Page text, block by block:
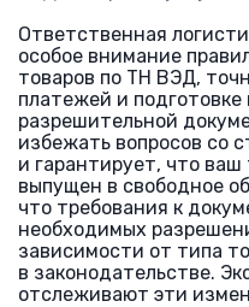
Ответственная
особое внимание
товаров по ТН ВЭД,
платежей и подготовке
разрешительной
избежать вопросов со
и гарантирует, что ваш
выпущен в свободное
что требования к
необходимых
зависимости от типа
в законодательстве.
отслеживают эти